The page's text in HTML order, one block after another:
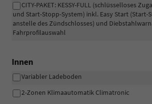
CITY-PAKET: KESSY-FULL (schlüsselloses
und Start-Stopp-System) inkl. Easy Start (Start-
anstelle des Zündschlosses) und
Fahrprofilauswahl
Innen
Variabler Ladeboden
2-Zonen Klimaautomatik Climatronic